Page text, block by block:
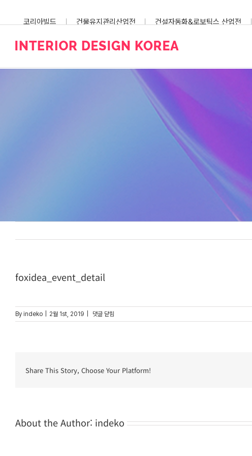
코리아빌드
건물유지관리산업전 건설자동화&로보틱스 산업전
foxidea_event_detail
By indeko 2월 1st, 2019 foxidea_event_detail
댓글 닫힘
Share This Story, Choose Your Platform!
About the Author: indeko